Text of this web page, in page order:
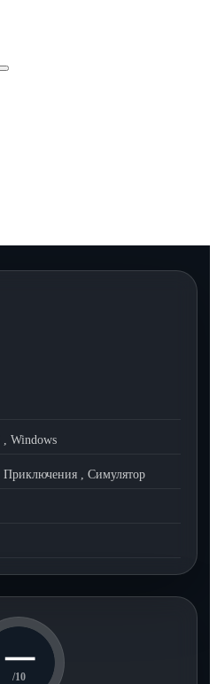
, Windows
Приключения , Симулятор
—
/10